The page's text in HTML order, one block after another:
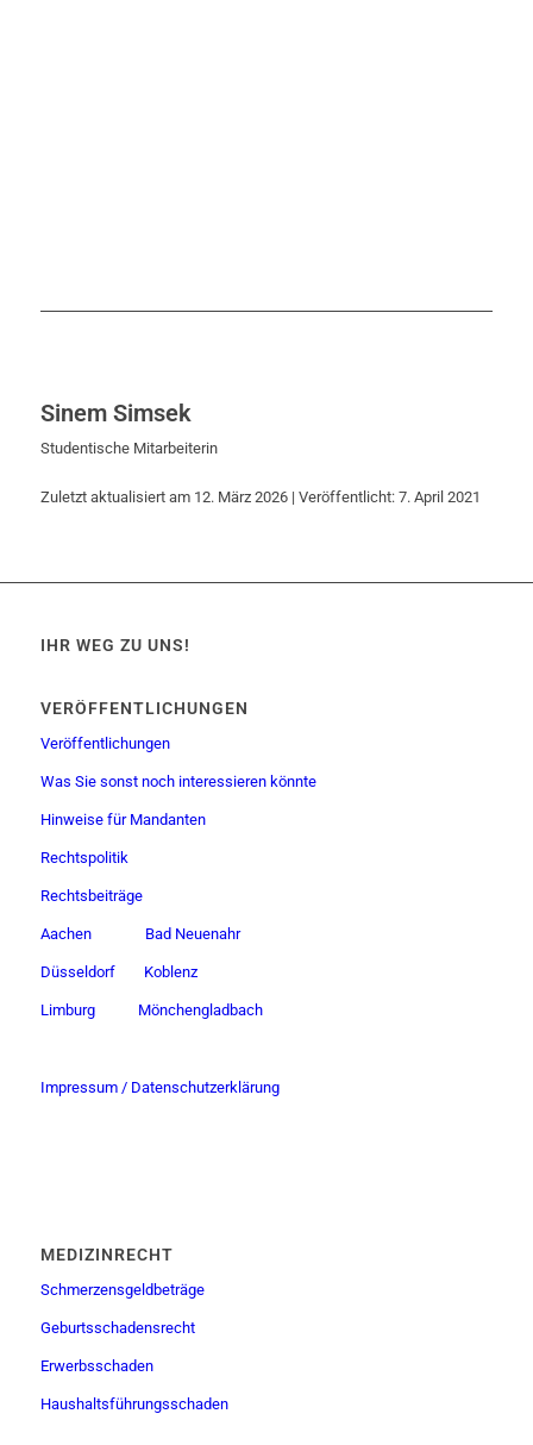
Sinem Simsek
Studentische Mitarbeiterin
Zuletzt aktualisiert am 12. März 2026 | Veröffentlicht: 7. April 2021
IHR WEG ZU UNS!
VERÖFFENTLICHUNGEN
Veröffentlichungen
Was Sie sonst noch interessieren könnte
Hinweise für Mandanten
Rechtspolitik
Rechtsbeiträge
Aachen Bad Neuenahr
Düsseldorf Koblenz
Limburg Mönchengladbach
Impressum / Datenschutzerklärung
MEDIZINRECHT
Schmerzensgeldbeträge
Geburtsschadensrecht
Erwerbsschaden
Haushaltsführungsschaden